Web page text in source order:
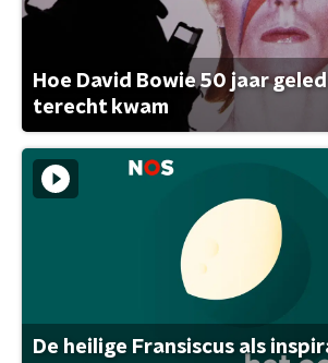
Hoe David Bowie 50 jaar
terecht kwam
De heilige Fransiscus als